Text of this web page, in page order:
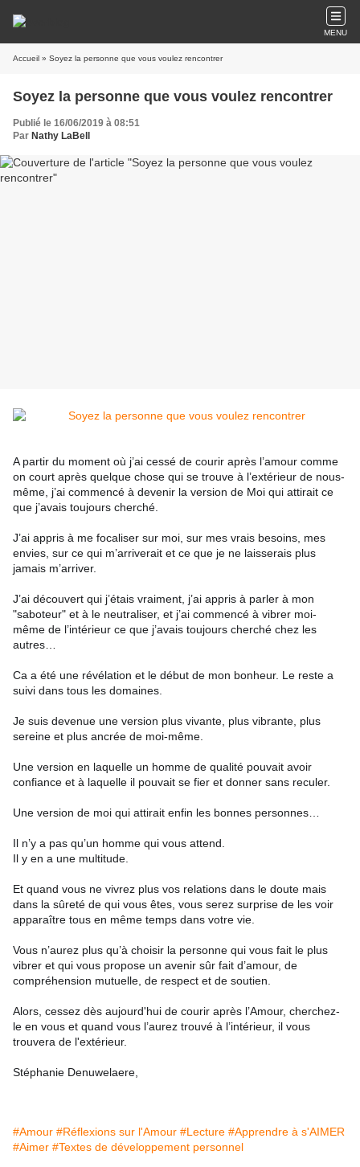
MENU
Accueil » Soyez la personne que vous voulez rencontrer
Soyez la personne que vous voulez rencontrer
Publié le 16/06/2019 à 08:51
Par Nathy LaBell
A partir du moment où j’ai cessé de courir après l’amour comme
on court après quelque chose qui se trouve à l’extérieur de nous-
même, j’ai commencé à devenir la version de Moi qui attirait ce
que j’avais toujours cherché.
J’ai appris à me focaliser sur moi, sur mes vrais besoins, mes
envies, sur ce qui m’arriverait et ce que je ne laisserais plus
jamais m’arriver.
J’ai découvert qui j’étais vraiment, j’ai appris à parler à mon
"saboteur" et à le neutraliser, et j’ai commencé à vibrer moi-
même de l’intérieur ce que j’avais toujours cherché chez les
autres…
Ca a été une révélation et le début de mon bonheur. Le reste a
suivi dans tous les domaines.
Je suis devenue une version plus vivante, plus vibrante, plus
sereine et plus ancrée de moi-même.
Une version en laquelle un homme de qualité pouvait avoir
confiance et à laquelle il pouvait se fier et donner sans reculer.
Une version de moi qui attirait enfin les bonnes personnes…
Il n’y a pas qu’un homme qui vous attend.
Il y en a une multitude.
Et quand vous ne vivrez plus vos relations dans le doute mais
dans la sûreté de qui vous êtes, vous serez surprise de les voir
apparaître tous en même temps dans votre vie.
Vous n’aurez plus qu’à choisir la personne qui vous fait le plus
vibrer et qui vous propose un avenir sûr fait d’amour, de
compréhension mutuelle, de respect et de soutien.
Alors, cessez dès aujourd'hui de courir après l’Amour, cherchez-
le en vous et quand vous l’aurez trouvé à l’intérieur, il vous
trouvera de l'extérieur.
Stéphanie Denuwelaere,
#Amour #Réflexions sur l'Amour #Lecture #Apprendre à s'AIMER
#Aimer #Textes de développement personnel